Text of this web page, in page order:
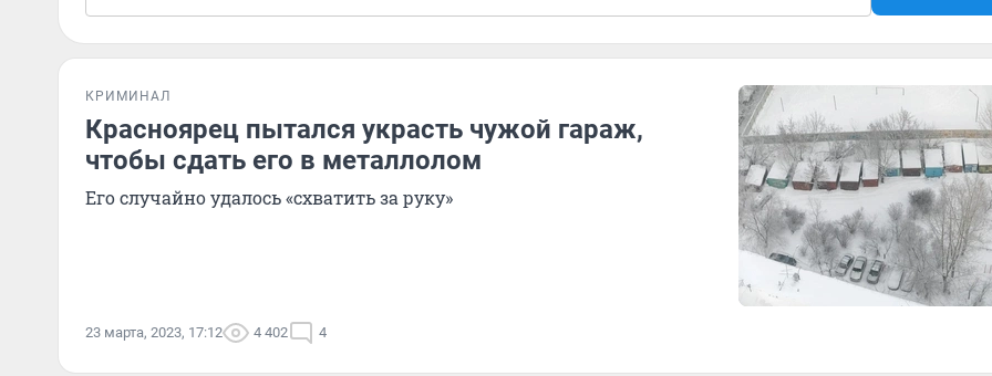
КРИМИНАЛ
Красноярец пытался украсть чужой гараж,
чтобы сдать его в металлолом
Его случайно удалось «схватить за руку»
23 марта, 2023, 17:12 4 402 4